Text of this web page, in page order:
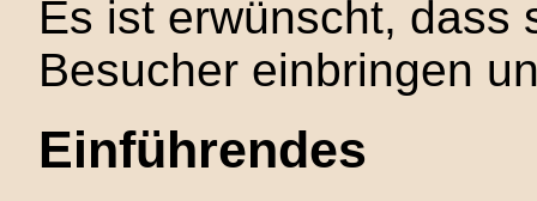
Es ist erwünscht, dass
Besucher einbringen
Einführendes